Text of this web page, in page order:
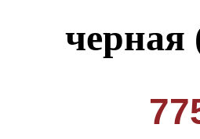
черная